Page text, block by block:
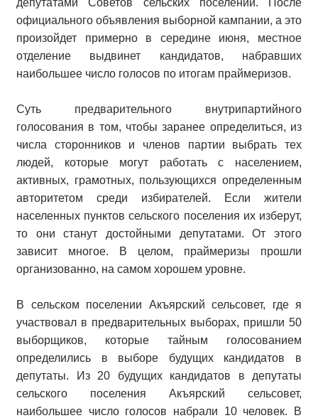
официального объявления выборной кампании, а это
произойдет примерно в середине июня, местное
отделение выдвинет кандидатов, набравших
наибольшее число голосов по итогам праймеризов.
Суть предварительного внутрипартийного
голосования в том, чтобы заранее определиться, из
числа сторонников и членов партии выбрать тех
людей, которые могут работать с населением,
активных, грамотных, пользующихся определенным
авторитетом среди избирателей. Если жители
населенных пунктов сельского поселения их изберут,
то они станут достойными депутатами. От этого
зависит многое. В целом, праймеризы прошли
организованно, на самом хорошем уровне.
В сельском поселении Акъярский сельсовет, где я
участвовал в предварительных выборах, пришли 50
выборщиков, которые тайным голосованием
определились в выборе будущих кандидатов в
депутаты. Из 20 будущих кандидатов в депутаты
сельского поселения Акъярский сельсовет,
наибольшее число голосов набрали 10 человек. В